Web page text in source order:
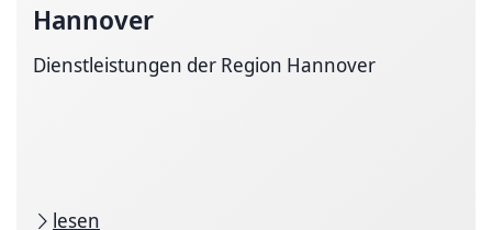
Hannover
Dienstleistungen der Region Hannover
lesen